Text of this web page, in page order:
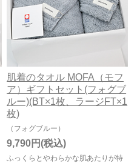
肌着のタオル MOFA（モフ
ア）ギフトセット(フォグブ
ルー)(BT×1枚、ラージFT×1
枚)
（フォグブルー）
ふっくらとやわらかな肌あたりが特
9,790円